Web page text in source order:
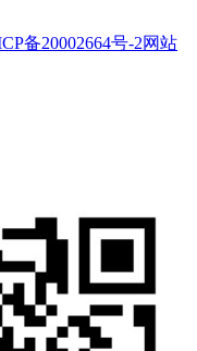
备20002664号-2网站